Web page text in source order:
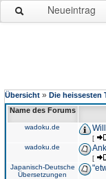
Neueintrag
Übersicht » Die heissesten
Name des Forums
wadoku.de
[
wadoku.de
[
Japanisch-Deutsche
Übersetzungen